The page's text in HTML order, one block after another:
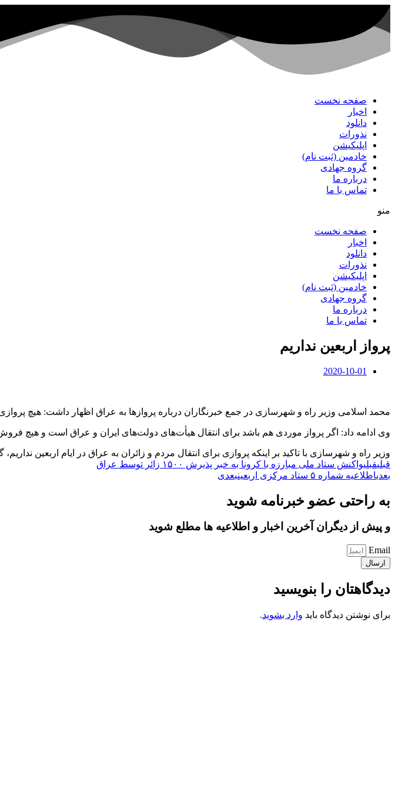
پرش
محتوا
صفحه نخست
اخبار
دانلود
نذورات
اپلیکیشن
خادمین (ثبت نام)
گروه جهادی
درباره ما
تماس با ما
منو
صفحه نخست
اخبار
دانلود
نذورات
اپلیکیشن
خادمین (ثبت نام)
گروه جهادی
درباره ما
تماس با ما
پرواز اربعین نداریم
2020-10-01
محمد اسلامی وزیر راه و شهرسازی در جمع خبرنگاران درباره پرواز‌ها به عراق اظهار داشت: هیچ پروازی
وی ادامه داد: اگر پرواز موردی هم باشد برای انتقال هیأت‌های دولت‌های ایران و عراق است و هیچ
وزیر راه و شهرسازی با تاکید بر اینکه پروازی برای انتقال مردم و زائران به عراق در ایام اربعین نداریم،
قبلیقبلیواکنش ستاد ملی مبارزه با کرونا به خبر پذیرش ۱۵۰۰ زائر توسط عراق
بعدیاطلاعیه شماره ۵ ستاد مرکزی اربعین بعدی
به راحتی عضو خبرنامه شوید
و پیش از دیگران آخرین اخبار و اطلاعیه ها مطلع شوید
Email
ارسال
دیدگاهتان را بنویسید
برای نوشتن دیدگاه باید وارد بشوید.